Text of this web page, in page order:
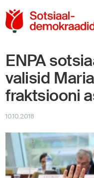
ENPA
valisid
fraktsiooni
10.10.2018